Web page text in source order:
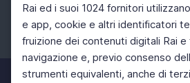
Rai ed i suoi 1024 fornitori
e app, cookie e altri identificatori
fruizione dei contenuti digitali Rai e
navigazione e, previo consenso
strumenti equivalenti, anche di
Facebook Instagram